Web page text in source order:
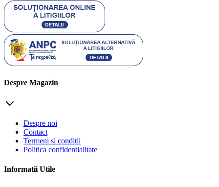
Despre Magazin
Despre noi
Contact
Termeni si conditii
Politica confidentialitate
Informatii Utile